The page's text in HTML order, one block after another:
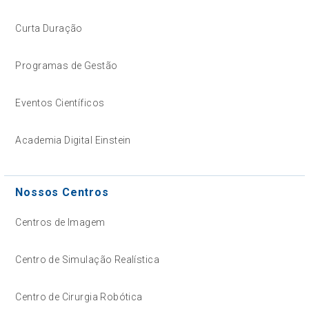
Curta Duração
Programas de Gestão
Eventos Científicos
Academia Digital Einstein
Nossos Centros
Centros de Imagem
Centro de Simulação Realística
Centro de Cirurgia Robótica